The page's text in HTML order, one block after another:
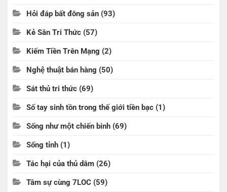
Hỏi đáp bất đông sản (93)
Kẻ Săn Tri Thức (57)
Kiếm Tiền Trên Mạng (2)
Nghệ thuật bán hàng (50)
Sát thủ tri thức (69)
Số tay sinh tồn trong thế giới tiền bạc (1)
Sống như một chiến binh (69)
Sống tỉnh (1)
Tác hại của thủ dâm (26)
Tâm sự cùng 7LOC (59)